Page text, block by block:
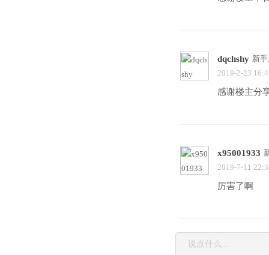
dqchshy 新
2019-2-23
感谢楼主分
x95001933
2019-7-11
厉害了啊